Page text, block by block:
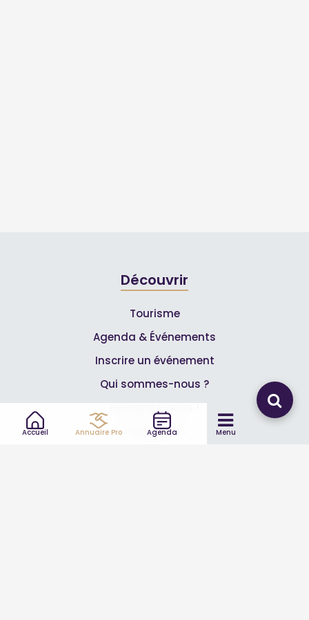
Accueil Annuaire Pro Agenda Menu
Découvrir
Tourisme
Agenda & Événements
Inscrire un événement
Qui sommes-nous ?
Rejoignez-nous !
Partenaires